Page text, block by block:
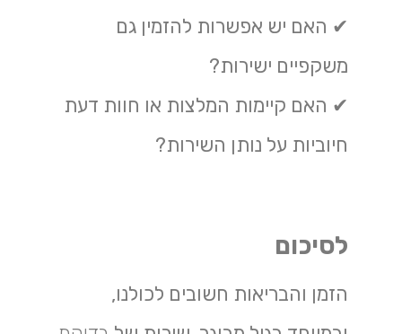
✔ האם יש אפשרות להזמין גם
משקפיים ישירות?
✔ האם קיימות המלצות או חוות דעת
חיוביות על נותן השירות?
לסיכום
הזמן והבריאות חשובים לכולנו,